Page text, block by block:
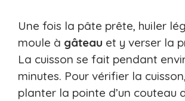
Une fois la pâte prête, huiler
moule à gâteau et y verser la
La cuisson se fait pendant
minutes. Pour vérifier la
planter la pointe d’un couteau